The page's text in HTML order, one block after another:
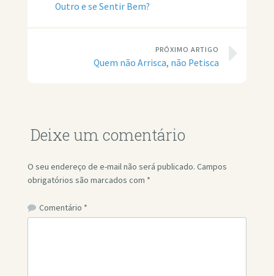
Outro e se Sentir Bem?
PRÓXIMO ARTIGO
Quem não Arrisca, não Petisca
Deixe um comentário
O seu endereço de e-mail não será publicado. Campos
obrigatórios são marcados com *
Comentário *